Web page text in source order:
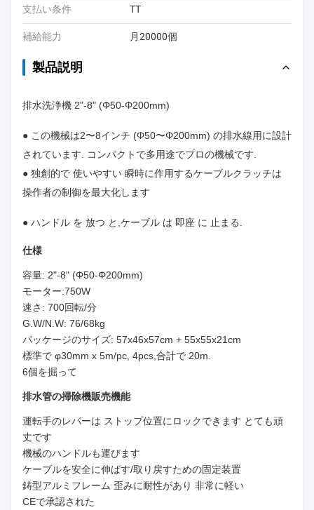
支払い条件 TT
補給能力 月20000個
製品説明
排水洗浄機 2"-8" (Φ50-Φ200mm)
● この機械は2〜8インチ (Φ50〜Φ200mm) の排水線用に設計
されています. コンパクトで多用途でプロの機械です.
● 独創的で 使いやすい 瞬時に作用するケーブルクラッチは
操作者の制御を最大化します
● ハンドル を 放つ と,ケーブル は 即座 に 止まる.
仕様
容量: 2"-8" (Φ50-Φ200mm)
モーター:750W
速さ: 700回転/分
G.W/N.W: 76/68kg
パッケージのサイズ: 57x46x57cm + 55x55x21cm
標準で φ30mm x 5m/pc, 4pcs,合計で 20m.
6個を掘って
排水管の掃除機販売機能
運転手のレバーは ストップ位置にロックできます とても頑
丈です
機械のハンドルも運びます
ケーブルを安全に伸ばす/取り戻すための固定装置
鋳型アルミフレーム 歪みに耐性があり 非常に軽い
CEで承認された